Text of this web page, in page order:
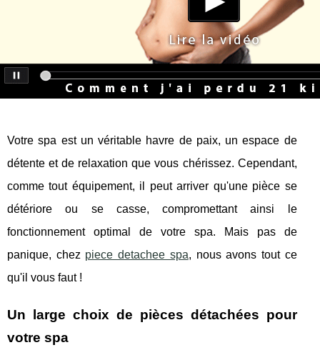
Votre spa est un véritable havre de paix, un espace de
détente et de relaxation que vous chérissez. Cependant,
comme tout équipement, il peut arriver qu'une pièce se
détériore ou se casse, compromettant ainsi le
fonctionnement optimal de votre spa. Mais pas de
panique, chez piece detachee spa, nous avons tout ce
qu'il vous faut !
Un large choix de pièces détachées pour
votre spa